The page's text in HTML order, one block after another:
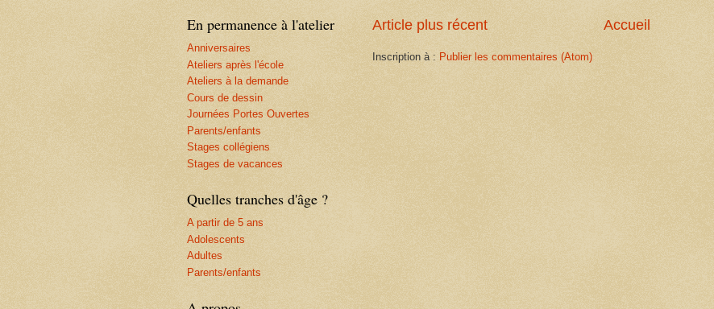
Article plus récent Accueil
Inscription à : Publier les commentaires (Atom)
En permanence à l'atelier
Anniversaires
Ateliers après l'école
Ateliers à la demande
Cours de dessin
Journées Portes Ouvertes
Parents/enfants
Stages collégiens
Stages de vacances
Quelles tranches d'âge ?
A partir de 5 ans
Adolescents
Adultes
Parents/enfants